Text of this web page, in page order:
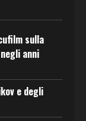
sulla
anni
e degli